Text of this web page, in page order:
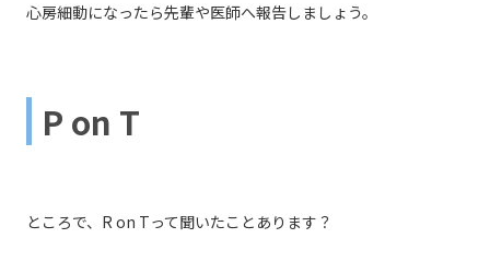
心房細動になったら先輩や医師へ報告しましょう。
P on T
ところで、R on Tって聞いたことあります？